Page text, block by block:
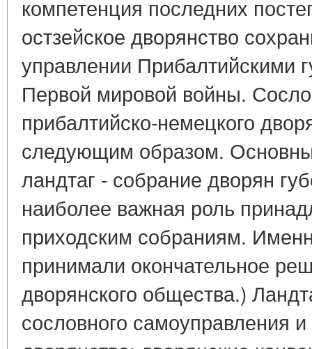
компетенция последних
остзейское дворянство
управлении Прибалтийскими
Первой мировой войны.
прибалтийско-немецкого
следующим образом.
ландтаг - собрание дворян
наиболее важная роль
приходским собраниям.
принимали окончательное
дворянского общества.)
сословного самоуправления